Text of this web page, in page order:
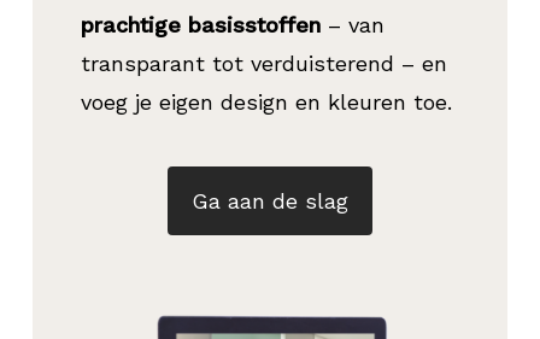
prachtige basisstoffen– van
transparant tot verduisterend – en
voeg je eigen design en kleuren toe.
Ga aan de slag